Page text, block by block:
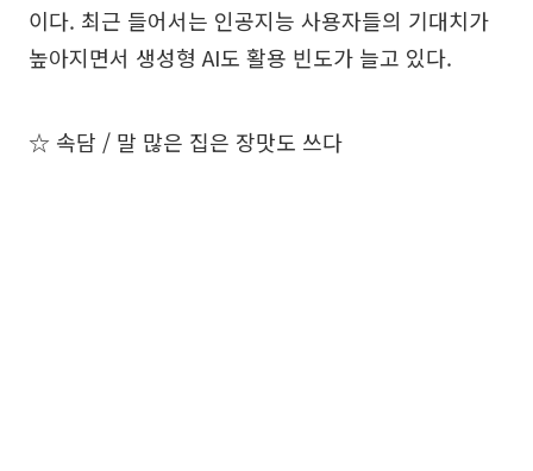
이다. 최근 들어서는 인공지능 사용자들의 기대치가
높아지면서 생성형 AI도 활용 빈도가 늘고 있다.
☆ 속담 / 말 많은 집은 장맛도 쓰다